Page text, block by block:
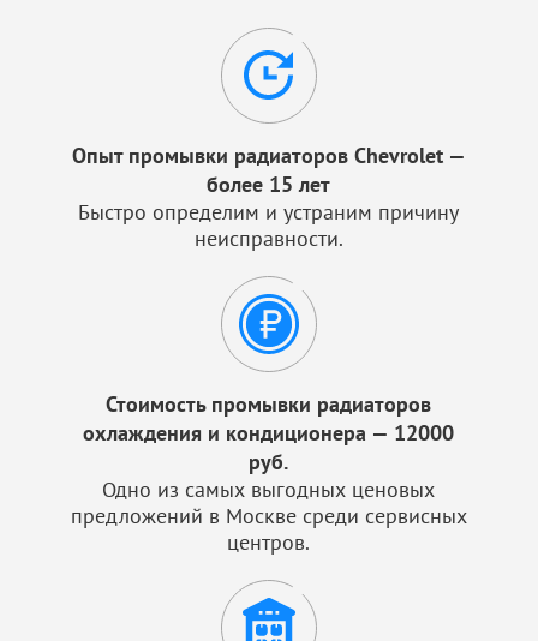
Опыт промывки радиаторов Chevrolet —
более 15 лет
Быстро определим и устраним причину
неисправности.
Стоимость промывки радиаторов
охлаждения и кондиционера — 12000
руб.
Одно из самых выгодных ценовых
предложений в Москве среди сервисных
центров.